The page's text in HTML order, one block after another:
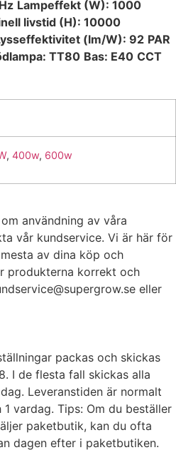
Lampeffekt (W): 1000
livstid (H): 10000
(lm/W): 92 PAR
TT80 Bas: E40 CCT
, 400w, 600w
användning av våra
vår kundservice. Vi är här för
av dina köp och
produkterna korrekt och
eller
packas och skickas
I de flesta fall skickas alla
Leveranstiden är normalt
vardag. Tips: Om du beställer
paketbutik, kan du ofta
dagen efter i paketbutiken.